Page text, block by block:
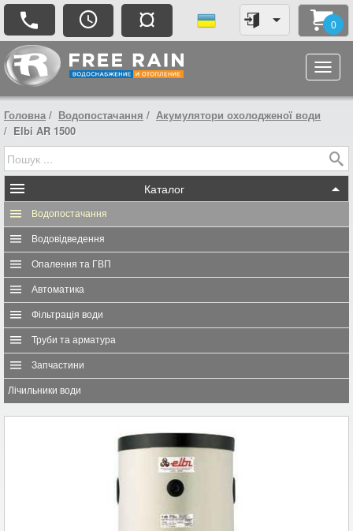
¤ 0
Головна Водопостачання
Акумулятори охолодженої води
Elbi AR 1500
Каталог
Водопостачання
Водовідведення
Опалення та ГВП
Автоматика
Фільтрація води
Труби та арматура
Запчастини
Лічильники води